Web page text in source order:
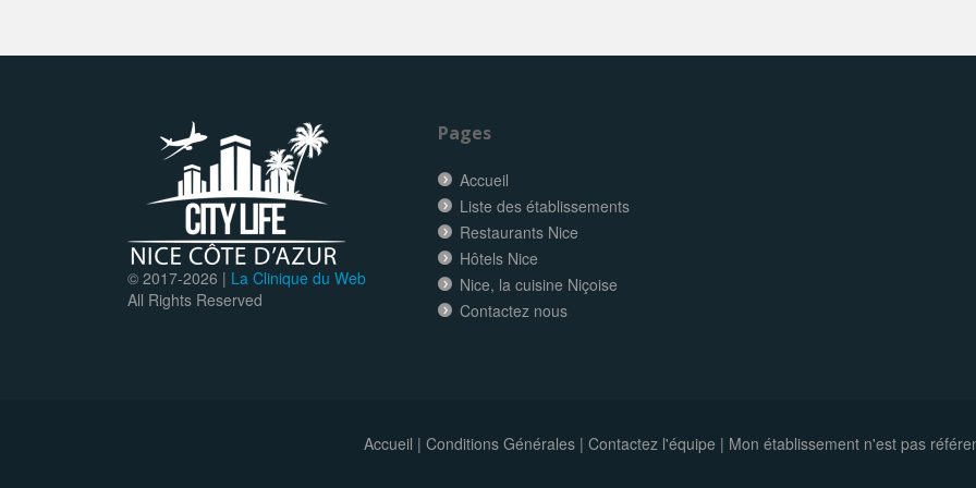
© 2017-2026 | La Clinique du Web
All Rights Reserved
Pages
Accueil
Liste des établissements
Restaurants Nice
Hôtels Nice
Nice, la cuisine Niçoise
Contactez nous
Accueil | Conditions Générales| Contactez l'équipe | Mon établissement n'est pas